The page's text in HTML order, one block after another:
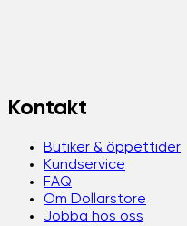
Kontakt
Butiker & öppettider
Kundservice
FAQ
Om Dollarstore
Jobba hos oss